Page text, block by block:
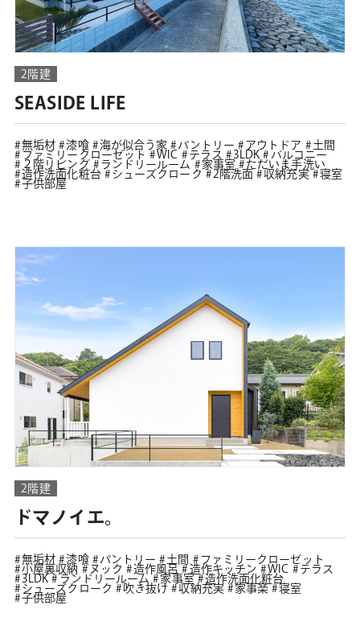
2階建
SEASIDE LIFE
無垢材 漆喰 海が似合う家 パントリー アウトドア
土間
ファミリークローゼット
WIC テラス 3LDK
バルコニー
２階リビング
ランドリールーム 家事室
ただいま手洗い
造作洗面化粧台
シューズクローク 2階洗面 収納充実
寝室
子供部屋
2階建
ドマノイエ。
無垢材 漆喰 パントリー 土間
ファミリークローゼット
小屋裏収納
ヌック 造作風呂 造作キッチン WIC
テラス
3LDK
ランドリールーム 家事室
造作洗面化粧台
シューズクローク
吹き抜け 収納充実 家事楽
寝室
子供部屋